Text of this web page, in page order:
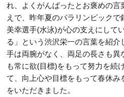
れ、よくがんばったとお褒めの言
えで、昨年夏のパラリンピックで
美幸選手(水泳)が心の支えにして
る」という渋沢栄一の言葉を紹
手は両腕がなく、両足の長さも異
も常に欲(目標)をもって努力を続
て、向上心や目標をもって春休み
をいただきました。